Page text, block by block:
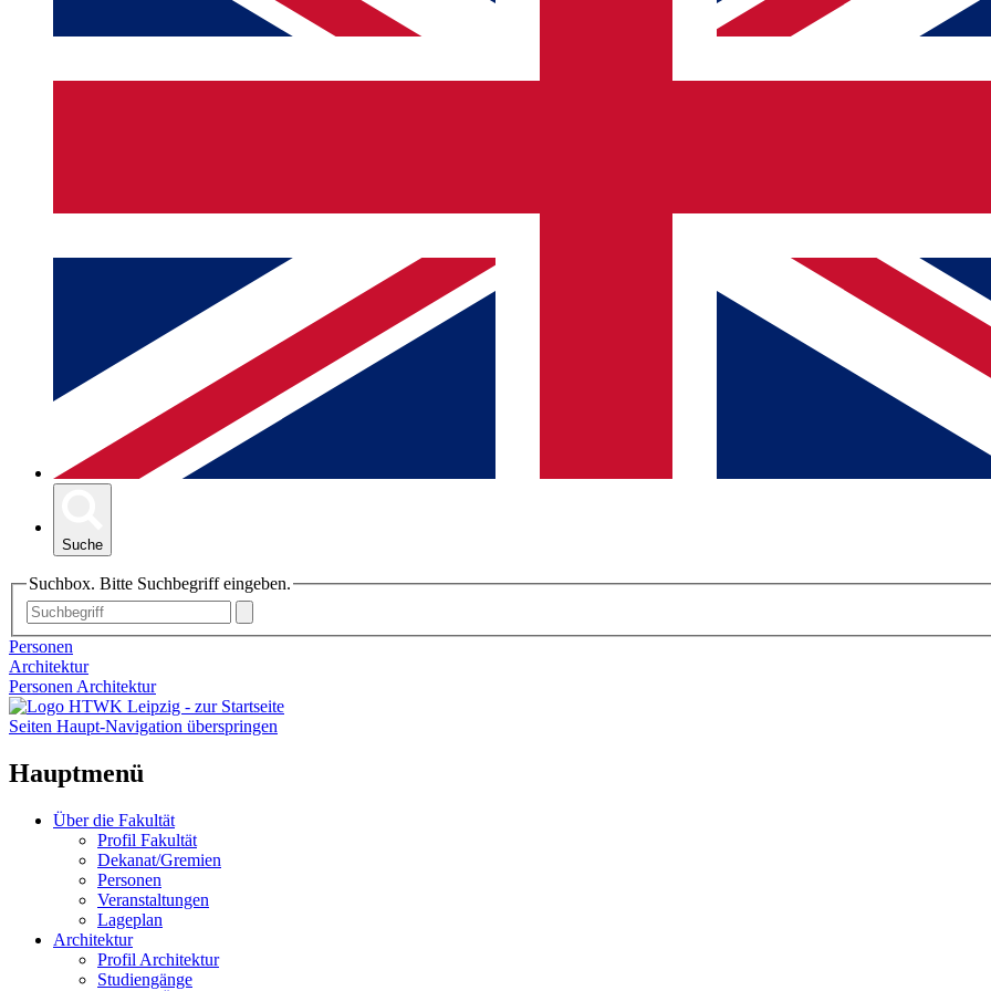
Suche
Suchbox. Bitte Suchbegriff eingeben.
Personen
Architektur
Personen Architektur
Seiten Haupt-Navigation überspringen
Hauptmenü
Über die Fakultät
Profil Fakultät
Dekanat/Gremien
Personen
Veranstaltungen
Lageplan
Architektur
Profil Architektur
Studiengänge